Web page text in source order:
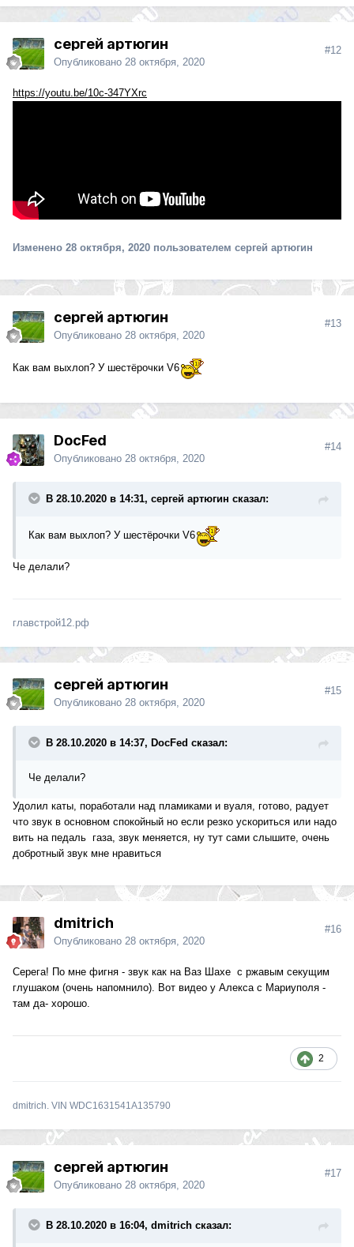
сергей артюгин
Опубликовано 28 октября, 2020
#12
https://youtu.be/10c-347YXrc
Изменено 28 октября, 2020 пользователем сергей артюгин
сергей артюгин
Опубликовано 28 октября, 2020
#13
Как вам выхлоп? У шестёрочки V6
DocFed
Опубликовано 28 октября, 2020
#14
В 28.10.2020 в 14:31, сергей артюгин сказал:
Как вам выхлоп? У шестёрочки V6
Че делали?
главстрой12.рф
сергей артюгин
Опубликовано 28 октября, 2020
#15
В 28.10.2020 в 14:37, DocFed сказал:
Че делали?
Удолил каты, поработали над пламиками и вуаля, готово, радует
что звук в основном спокойный но если резко ускориться или надо
вить на педаль газа, звук меняется, ну тут сами слышите, очень
добротный звук мне нравиться
dmitrich
Опубликовано 28 октября, 2020
#16
Серега! По мне фигня - звук как на Ваз Шахе с ржавым секущим
глушаком (очень напомнило). Вот видео у Алекса с Мариуполя -
там да- хорошо.
2
dmitrich. VIN WDC1631541A135790
сергей артюгин
Опубликовано 28 октября, 2020
#17
В 28.10.2020 в 16:04, dmitrich сказал: